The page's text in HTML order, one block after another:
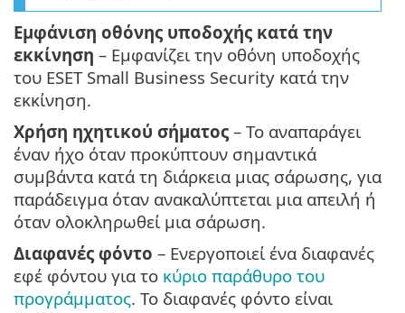
Εμφάνιση οθόνης υποδοχής κατά την
εκκίνηση – Εμφανίζει την οθόνη υποδοχής
του ESET Small Business Security κατά την
εκκίνηση.
Χρήση ηχητικού σήματος – Το αναπαράγει
έναν ήχο όταν προκύπτουν σημαντικά
συμβάντα κατά τη διάρκεια μιας σάρωσης, για
παράδειγμα όταν ανακαλύπτεται μια απειλή ή
όταν ολοκληρωθεί μια σάρωση.
Διαφανές φόντο – Ενεργοποιεί ένα διαφανές
εφέ φόντου για το κύριο παράθυρο του
προγράμματος. Το διαφανές φόντο είναι